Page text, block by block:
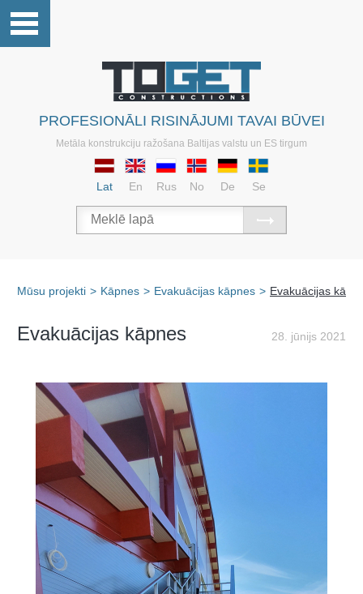
PROFESIONĀLI RISINĀJUMI TAVAI BŪVEI
Metāla konstrukciju ražošana Baltijas valstu un ES tirgum
Lat En Rus No De Se
Mūsu projekti > Kāpnes > Evakuācijas kāpnes > Evakuācijas
28. jūnijs 2021
Evakuācijas kāpnes